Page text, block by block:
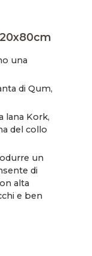
una
di Qum,
lana Kork,
del collo
un
di
alta
e ben